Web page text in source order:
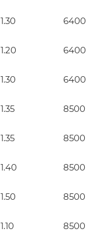
1.30 6400
1.20 6400
1.30 6400
1.35 8500
1.35 8500
1.40 8500
1.50 8500
1.10 8500